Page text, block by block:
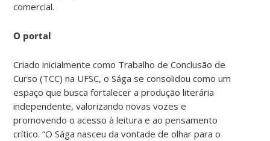
comercial.
O portal
Criado inicialmente como Trabalho de Conclusão de
Curso (TCC) na UFSC, o Sága se consolidou como um
espaço que busca fortalecer a produção literária
independente, valorizando novas vozes e
promovendo o acesso à leitura e ao pensamento
crítico. “O Sága nasceu da vontade de olhar para o